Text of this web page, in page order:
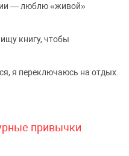
— люблю «живой»
книгу, чтобы
я переключаюсь на отдых.
привычки